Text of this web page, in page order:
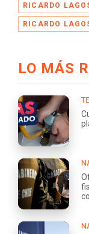
RICARDO
RICARDO
LO MÁS